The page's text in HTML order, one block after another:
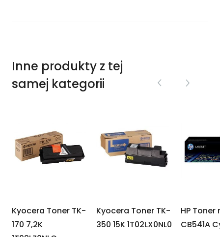
Inne produkty z tej
samej kategorii
Kyocera Toner TK-
170 7,2K
Kyocera Toner TK-
350 15K 1T02LX0NL0
HP Toner
CB541A